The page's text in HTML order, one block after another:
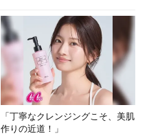
「丁寧なクレンジングこそ、美肌
作りの近道！」